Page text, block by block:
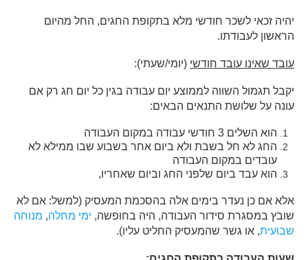
יהיה זכאי לשכר חודשי מלא בתקופת החגים, החל מהיום
הראשון לעבודתו.
עובד שאינו עובד חודשי (יומי/שעתי):
יקבל תגמול השווה לממוצע יום עבודה בגין כל יום חג רק אם
עונה על שלושת התנאים הבאים:
הוא השלים 3 חודשי עבודה במקום העבודה
החג לא חל בשבת ולא ביום אחר בשבוע שבו ממילא לא
עובדים במקום העבודה
הוא עבד ביום שלפני החג וביום שאחריו,
אלא אם כן נעדר בימים אלה בהסכמת המעסיק (למשל: אם לא
שובץ במסגרת סידור העבודה, היה בחופשה, ימי מחלה, מנוחה
שבועית, או גשר שהמעסיק החליט עליו).